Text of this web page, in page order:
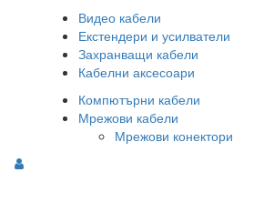
Видео кабели
Екстендери и усилватели
Захранващи кабели
Кабелни аксесоари
Компютърни кабели
Мрежови кабели
Мрежови конектори